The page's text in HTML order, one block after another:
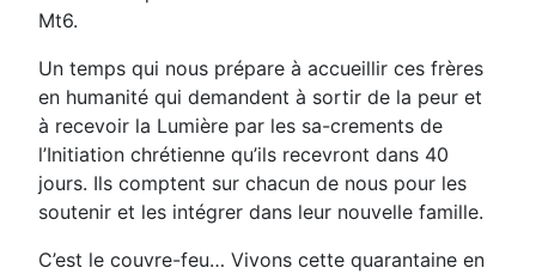
Mt6.
Un temps qui nous prépare à accueillir ces frères
en humanité qui demandent à sortir de la peur et
à recevoir la Lumière par les sa-crements de
l’Initiation chrétienne qu’ils recevront dans 40
jours. Ils comptent sur chacun de nous pour les
soutenir et les intégrer dans leur nouvelle famille.
C’est le couvre-feu… Vivons cette quarantaine en